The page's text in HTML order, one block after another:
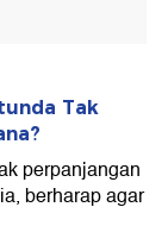
Tak
perpanjangan
berharap agar